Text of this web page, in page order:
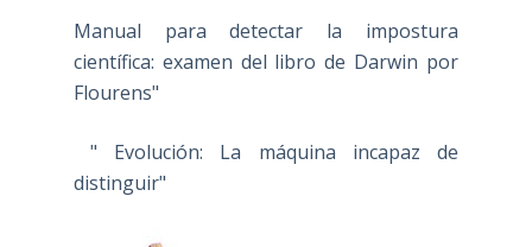
Manual para detectar la impostura
científica: examen del libro de Darwin por
Flourens"
" Evolución: La máquina incapaz de
distinguir"